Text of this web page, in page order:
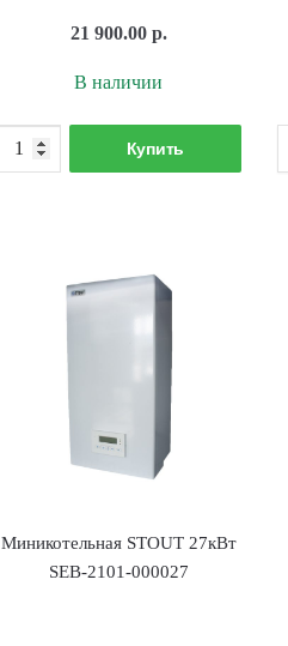
21 900.00 р.
В наличии
Количество
товара
Econom
9кВт
ZE3468421309
Купить
Миникотельная STOUT 27кВт
SEB-2101-000027